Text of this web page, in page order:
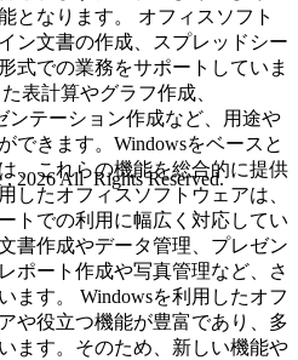
となります。 オフィスソフト
ン文書の作成、スプレッドシー
式での業務をサポートしていま
表計算やグラフ作成、
ンテーション作成など、用途や
できます。Windowsをベースと
、これらの機能を総合的に提供
したオフィスソフトウェアは、
トでの利用に幅広く対応してい
書作成やデータ管理、プレゼン
ポート作成や写真管理など、さ
ます。 Windowsを利用したオフ
や役立つ機能が豊富であり、多
ます。そのため、新しい機能や
2026 All Rights Reserved.